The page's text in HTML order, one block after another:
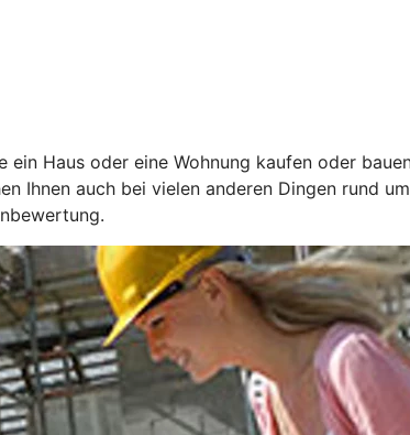
Haus oder eine Wohnung kaufen oder
Ihnen auch bei vielen anderen Dingen rund